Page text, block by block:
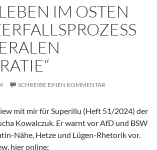
IM OSTEN
SCHREIBE EINEN KOMMENTAR
mit mir für Superillu (Heft 51/2024) der
Kowalczuk. Er warnt vor AfD und BSW
Nähe, Hetze und Lügen-Rhetorik vor.
hier online: